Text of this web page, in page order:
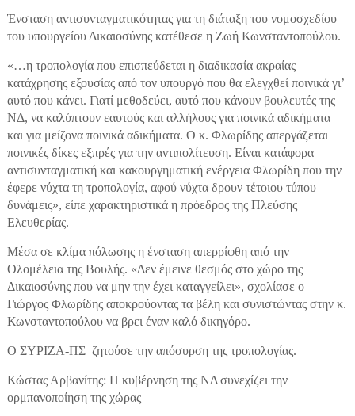
Ένσταση αντισυνταγματικότητας για τη διάταξη του νομοσχεδίου
του υπουργείου Δικαιοσύνης κατέθεσε η Ζωή Κωνσταντοπούλου.
«…η τροπολογία που επισπεύδεται η διαδικασία ακραίας
κατάχρησης εξουσίας από τον υπουργό που θα ελεγχθεί ποινικά γι’
αυτό που κάνει. Γιατί μεθοδεύει, αυτό που κάνουν βουλευτές της
ΝΔ, να καλύπτουν εαυτούς και αλλήλους για ποινικά αδικήματα
και για μείζονα ποινικά αδικήματα. Ο κ. Φλωρίδης απεργάζεται
ποινικές δίκες εξπρές για την αντιπολίτευση. Είναι κατάφορα
αντισυνταγματική και κακουργηματική ενέργεια Φλωρίδη που την
έφερε νύχτα τη τροπολογία, αφού νύχτα δρουν τέτοιου τύπου
δυνάμεις», είπε χαρακτηριστικά η πρόεδρος της Πλεύσης
Ελευθερίας.
Μέσα σε κλίμα πόλωσης η ένσταση απερρίφθη από την
Ολομέλεια της Βουλής. «Δεν έμεινε θεσμός στο χώρο της
Δικαιοσύνης που να μην την έχει καταγγείλει», σχολίασε ο
Γιώργος Φλωρίδης αποκρούοντας τα βέλη και συνιστώντας στην κ.
Κωνσταντοπούλου να βρει έναν καλό δικηγόρο.
Ο ΣΥΡΙΖΑ-ΠΣ ζητούσε την απόσυρση της τροπολογίας.
Κώστας Αρβανίτης: H κυβέρνηση της ΝΔ συνεχίζει την
ορμπανοποίηση της χώρας